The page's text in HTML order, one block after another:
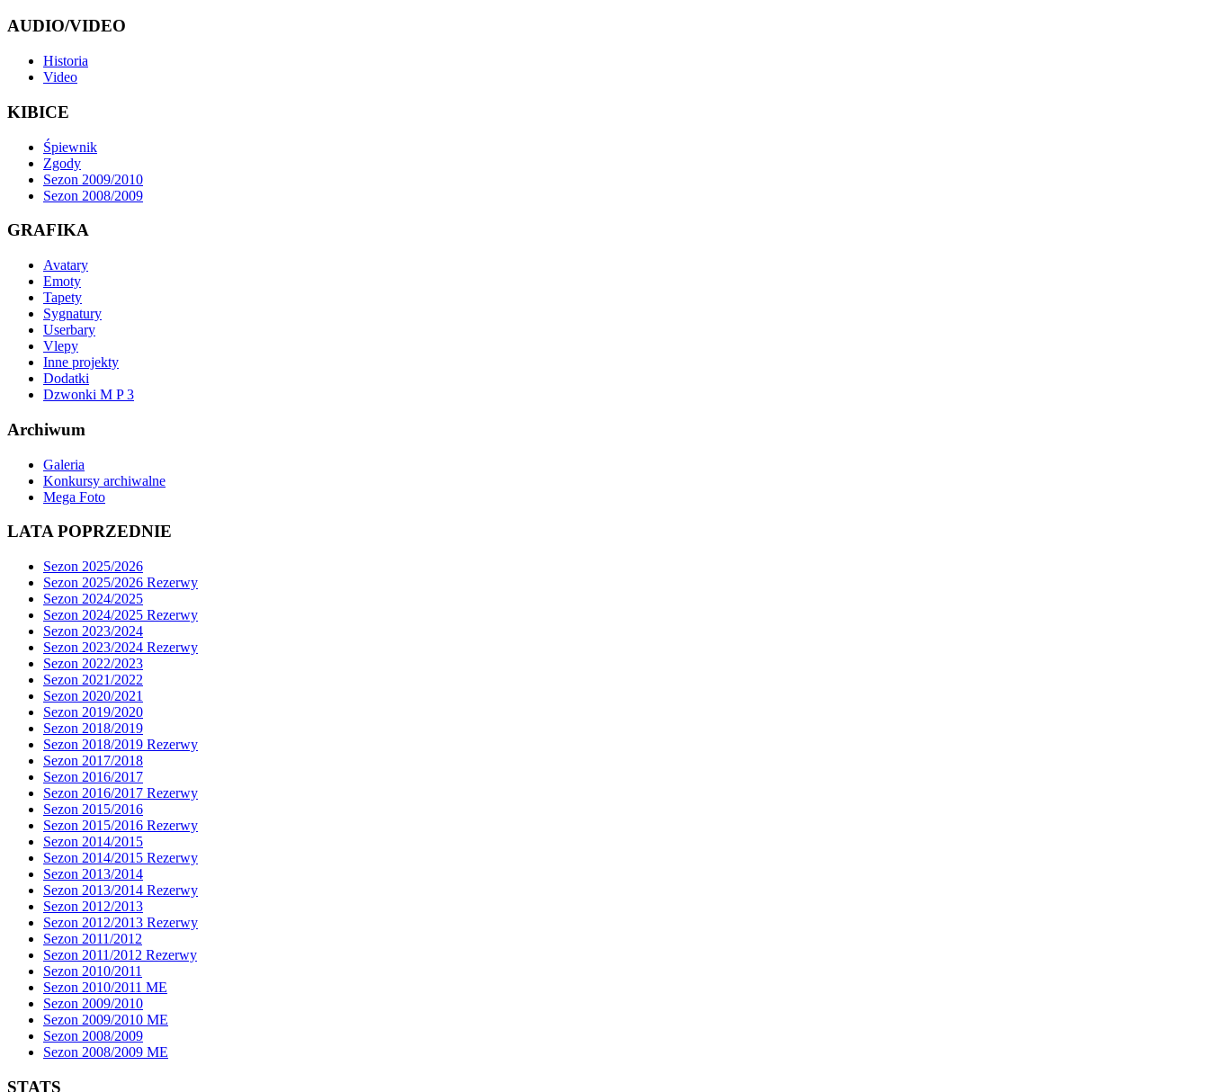
AUDIO/VIDEO
Historia
Video
KIBICE
Śpiewnik
Zgody
Sezon 2009/2010
Sezon 2008/2009
GRAFIKA
Avatary
Emoty
Tapety
Sygnatury
Userbary
Vlepy
Inne projekty
Dodatki
Dzwonki M P 3
Archiwum
Galeria
Konkursy archiwalne
Mega Foto
LATA POPRZEDNIE
Sezon 2025/2026
Sezon 2025/2026 Rezerwy
Sezon 2024/2025
Sezon 2024/2025 Rezerwy
Sezon 2023/2024
Sezon 2023/2024 Rezerwy
Sezon 2022/2023
Sezon 2021/2022
Sezon 2020/2021
Sezon 2019/2020
Sezon 2018/2019
Sezon 2018/2019 Rezerwy
Sezon 2017/2018
Sezon 2016/2017
Sezon 2016/2017 Rezerwy
Sezon 2015/2016
Sezon 2015/2016 Rezerwy
Sezon 2014/2015
Sezon 2014/2015 Rezerwy
Sezon 2013/2014
Sezon 2013/2014 Rezerwy
Sezon 2012/2013
Sezon 2012/2013 Rezerwy
Sezon 2011/2012
Sezon 2011/2012 Rezerwy
Sezon 2010/2011
Sezon 2010/2011 ME
Sezon 2009/2010
Sezon 2009/2010 ME
Sezon 2008/2009
Sezon 2008/2009 ME
STATS